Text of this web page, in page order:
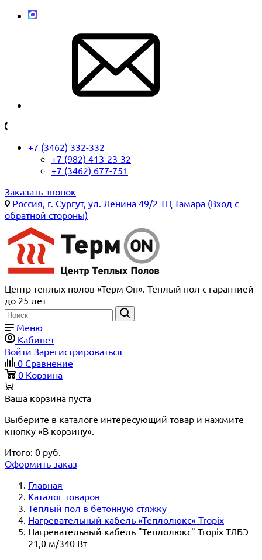
+7 (3462) 332-332
+7 (982) 413-23-32
+7 (3462) 677-751
Заказать звонок
Россия, г. Сургут, ул. Ленина 49/2 ТЦ Тамара (Вход с
обратной стороны)
Центр теплых полов «Терм Он». Теплый пол с гарантией
до 25 лет
Меню
Кабинет
Войти Зарегистрироваться
0 Сравнение
0 Корзина
Ваша корзина пуста
Выберите в каталоге интересующий товар и нажмите
кнопку «В корзину».
Итого: 0 руб.
Оформить заказ
Главная
Каталог товаров
Теплый пол в бетонную стяжку
Нагревательный кабель «Теплолюкс» Tropix
Нагревательный кабель "Теплолюкс" Tropix ТЛБЭ
21,0 м/340 Вт